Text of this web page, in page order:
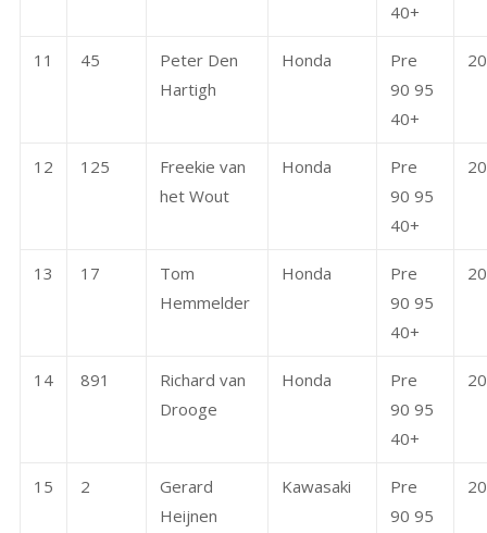
40+
11 45
Peter Den
Hartigh
Honda
Pre
90 95
40+
12 125
Freekie van
het Wout
Honda
Pre
90 95
40+
13 17
Tom
Hemmelder
Honda
Pre
90 95
40+
14 891
Richard van
Drooge
Honda
Pre
90 95
40+
15 2
Gerard
Heijnen
Kawasaki
Pre
90 95